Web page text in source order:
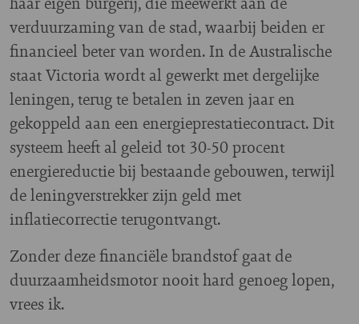
verduurzaming van de stad, waarbij beiden er
financieel beter van worden. In de Australische
staat Victoria wordt al gewerkt met dergelijke
leningen, terug te betalen in zeven jaar en
gekoppeld aan een energieprestatiecontract. Dit
systeem heeft al geleid tot 30-50 procent
energiereductie bij bestaande gebouwen, terwijl
de leningverstrekker zijn geld met
inflatiecorrectie terugontvangt.
Zonder deze financiële brandstof gaat de
duurzaamheidsmotor nooit hard genoeg lopen,
vrees ik.